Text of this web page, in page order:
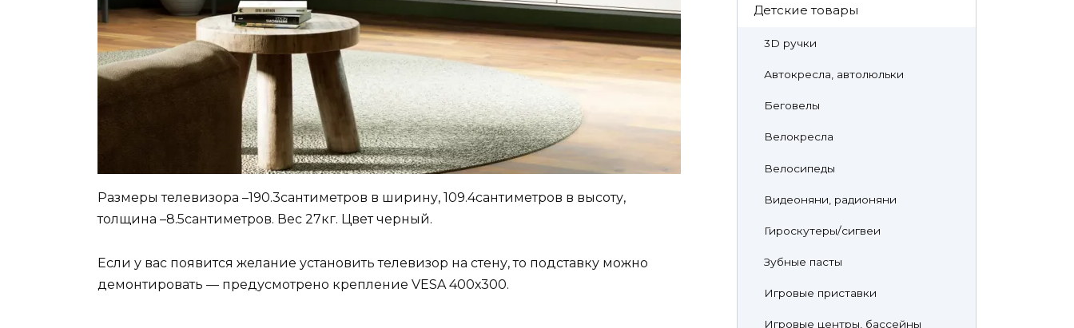
Размеры телевизора –190.3сантиметров в ширину, 109.4сантиметров в высоту,
толщина –8.5сантиметров. Вес 27кг. Цвет черный.
Если у вас появится желание установить телевизор на стену, то подставку можно
демонтировать — предусмотрено крепление VESA 400х300.
Детские товары
3D ручки
Автокресла, автолюльки
Беговелы
Велокресла
Велосипеды
Видеоняни, радионяни
Гироскутеры/сигвеи
Зубные пасты
Игровые приставки
Игровые центры, бассейны